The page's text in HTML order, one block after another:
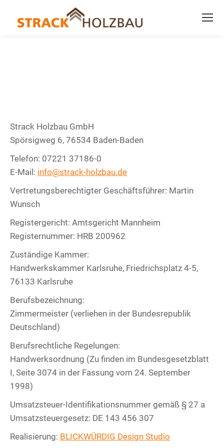
Strack Holzbau GmbH
Spörsigweg 6, 76534 Baden-Baden
Telefon: 07221 37186-0
E-Mail: info@strack-holzbau.de
Vertretungsberechtigter Geschäftsführer: Martin
Wunsch
Registergericht: Amtsgericht Mannheim
Registernummer: HRB 200962
Zuständige Kammer:
Handwerkskammer Karlsruhe, Friedrichsplatz 4-5,
76133 Karlsruhe
Berufsbezeichnung:
Zimmermeister (verliehen in der Bundesrepublik
Deutschland)
Berufsrechtliche Regelungen:
Handwerksordnung (Zu finden im Bundesgesetzblatt
I, Seite 3074 in der Fassung vom 24. September
1998)
Umsatzsteuer-Identifikationsnummer gemäß § 27 a
Umsatzsteuergesetz: DE 143 456 307
Realisierung: BLICKWÜRDIG Design Studio